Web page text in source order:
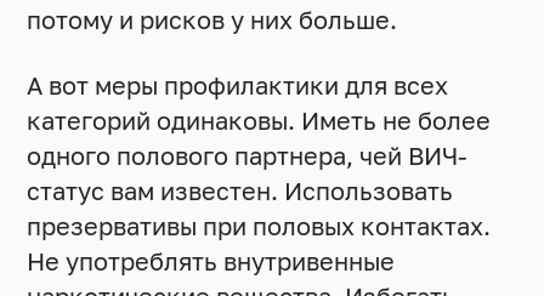
потому и рисков у них больше.
А вот меры профилактики для всех
категорий одинаковы. Иметь не более
одного полового партнера, чей ВИЧ-
статус вам известен. Использовать
презервативы при половых контактах.
Не употреблять внутривенные